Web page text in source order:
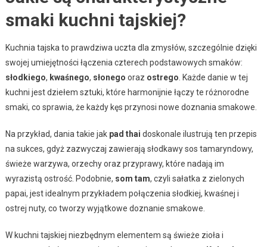
smaki kuchni tajskiej?
Kuchnia tajska to prawdziwa uczta dla zmysłów, szczególnie dzięki
swojej umiejętności łączenia czterech podstawowych smaków:
słodkiego, kwaśnego, słonego oraz ostrego . Każde danie w tej
kuchni jest dziełem sztuki, które harmonijnie łączy te różnorodne
smaki, co sprawia, że każdy kęs przynosi nowe doznania smakowe.
Na przykład, dania takie jak pad thai doskonale ilustrują ten przepis
na sukces, gdyż zazwyczaj zawierają słodkawy sos tamaryndowy,
świeże warzywa, orzechy oraz przyprawy, które nadają im
wyrazistą ostrość. Podobnie, som tam, czyli sałatka z zielonych
papai, jest idealnym przykładem połączenia słodkiej, kwaśnej i
ostrej nuty, co tworzy wyjątkowe doznanie smakowe.
W kuchni tajskiej niezbędnym elementem są świeże zioła i